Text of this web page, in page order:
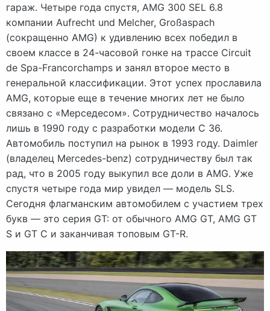
гараж. Четыре года спустя, AMG 300 SEL 6.8
компании Aufrecht und Melcher, Großaspach
(сокращенно AMG) к удивлению всех победил в
своем классе в 24-часовой гонке на трассе Circuit
de Spa-Francorchamps и занял второе место в
генеральной классификации. Этот успех прославила
AMG, которые еще в течение многих лет не было
связано с «Мерседесом». Сотрудничество началось
лишь в 1990 году с разработки модели C 36.
Автомобиль поступил на рынок в 1993 году. Daimler
(владелец Mercedes-benz) сотрудничеству был так
рад, что в 2005 году выкупил все доли в AMG. Уже
спустя четыре года мир увидел — модель SLS.
Сегодня флагманским автомобилем с участием трех
букв — это серия GT: от обычного AMG GT, AMG GT
S и GT C и заканчивая топовым GT-R.